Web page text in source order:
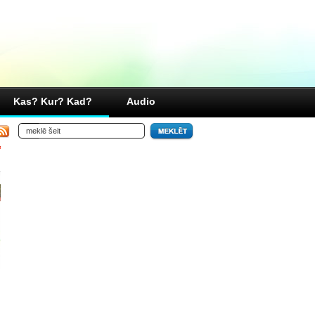
Kas? Kur? Kad? Audio